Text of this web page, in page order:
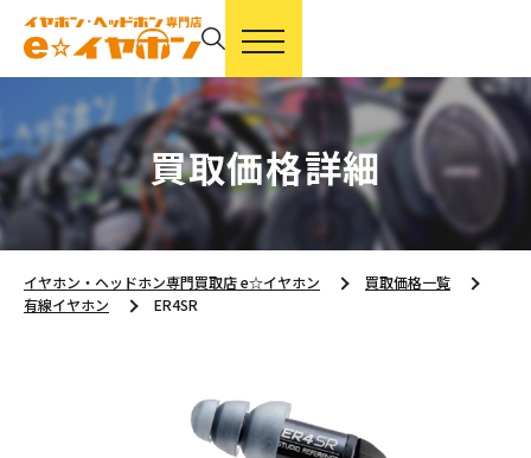
買取価格詳細
イヤホン・ヘッドホン専門買取店 e☆イヤホン
買取価格一覧
有線イヤホン
ER4SR